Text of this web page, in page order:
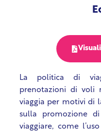
La politica di
prenotazioni di voli
viaggia per motivi di
sulla promozione
viaggiare, come